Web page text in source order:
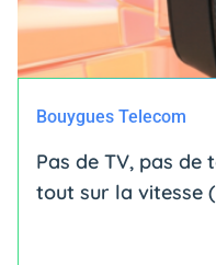
Bouygues Telecom
Pas de TV, pas de
tout sur la vitesse